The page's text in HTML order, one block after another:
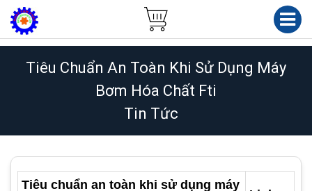
Tiêu Chuẩn An Toàn Khi Sử Dụng Máy
Bơm Hóa Chất Fti
Tin Tức
Tiêu chuẩn an toàn khi sử dụng máy